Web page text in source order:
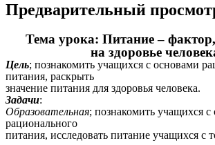
Предварительный
Тема урока: Питание –
на здоровье
Цель; познакомить учащихся с основами
питания, раскрыть
значение питания для здоровья человека.
Задачи:
Образовательная; познакомить учащихся с
рационального
питания, исследовать питание учащихся с